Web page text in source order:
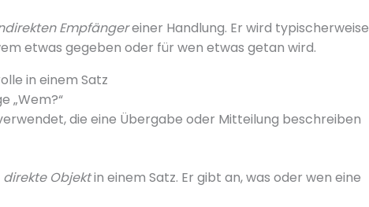
Empfängereiner Handlung. Er wird typischerweise
etwas gegeben oder für wen etwas getan wird.
in einem Satz
„Wem?“
die eine Übergabe oder Mitteilung beschreiben
direkte Objektin einem Satz. Er gibt an, was oder wen eine